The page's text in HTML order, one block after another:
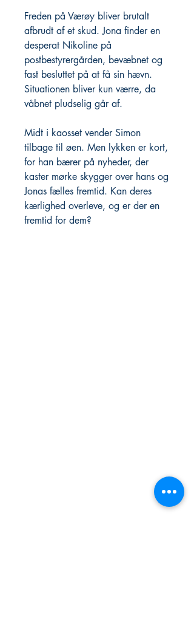
Freden på Værøy bliver brutalt
afbrudt af et skud. Jona finder en
desperat Nikoline på
postbestyrergården, bevæbnet og
fast besluttet på at få sin hævn.
Situationen bliver kun værre, da
våbnet pludselig går af.
Midt i kaosset vender Simon
tilbage til øen. Men lykken er kort,
for han bærer på nyheder, der
kaster mørke skygger over hans og
Jonas fælles fremtid. Kan deres
kærlighed overleve, og er der en
fremtid for dem?